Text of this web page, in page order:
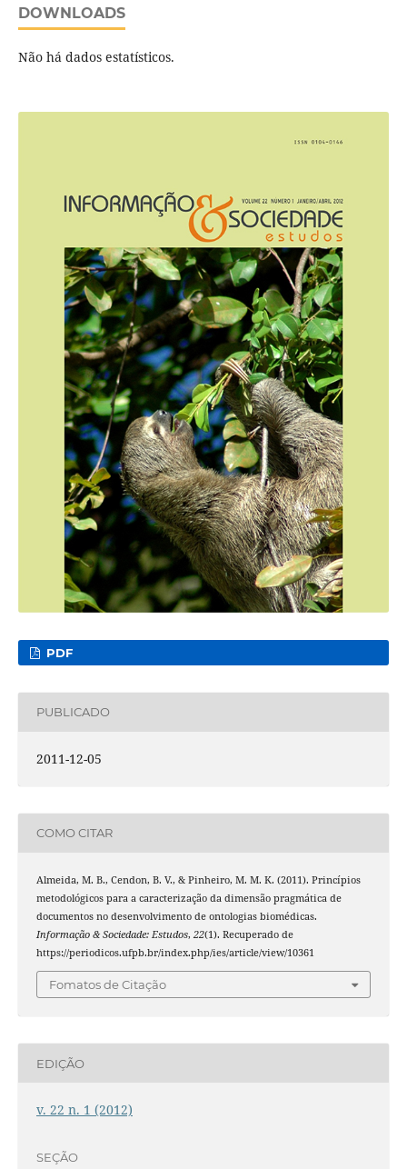
DOWNLOADS
Não há dados estatísticos.
PDF
PUBLICADO
2011-12-05
COMO CITAR
Almeida, M. B., Cendon, B. V., & Pinheiro, M. M. K. (2011). Princípios
metodológicos para a caracterização da dimensão pragmática de
documentos no desenvolvimento de ontologias biomédicas.
Informação & Sociedade: Estudos, 22(1). Recuperado de
https://periodicos.ufpb.br/index.php/ies/article/view/10361
Fomatos de Citação
EDIÇÃO
v. 22 n. 1 (2012)
SEÇÃO